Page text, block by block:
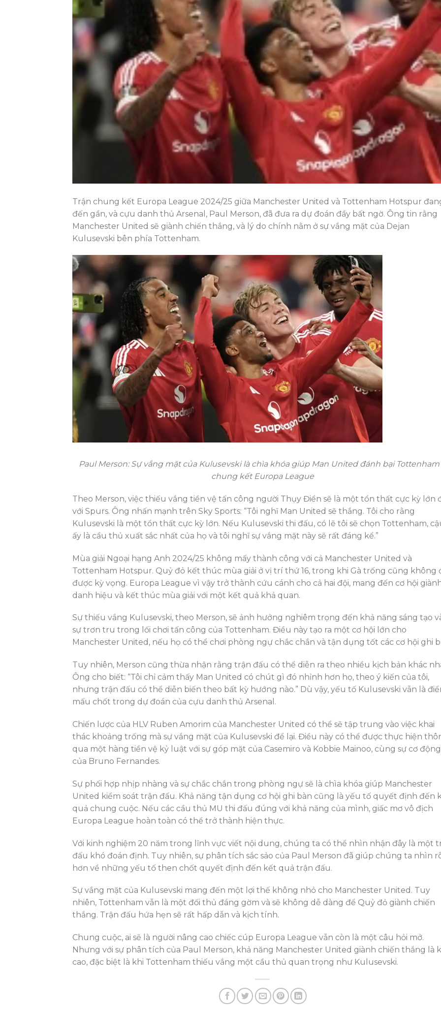
Trận chung kết Europa League 2024/25 giữa Manchester United và Tottenham Hotspur
đến gần, và cựu danh thủ Arsenal, Paul Merson, đã đưa ra dự đoán đầy bất ngờ. Ông tin rằng
Manchester United sẽ giành chiến thắng, và lý do chính nằm ở sự vắng mặt của Dejan
Kulusevski bên phía Tottenham.
Paul Merson: Sự vắng mặt của Kulusevski là chìa khóa giúp Man United đánh bại Tottenham
chung kết Europa League
Theo Merson, việc thiếu vắng tiền vệ tấn công người Thụy Điển sẽ là một tổn thất cực kỳ lớn
với Spurs. Ông nhấn mạnh trên Sky Sports: “Tôi nghĩ Man United sẽ thắng. Tôi cho rằng
Kulusevski là một tổn thất cực kỳ lớn. Nếu Kulusevski thi đấu, có lẽ tôi sẽ chọn Tottenham,
ấy là cầu thủ xuất sắc nhất của họ và tôi nghĩ sự vắng mặt này sẽ rất đáng kể.”
Mùa giải Ngoại hạng Anh 2024/25 không mấy thành công với cả Manchester United và
Tottenham Hotspur. Quỷ đỏ kết thúc mùa giải ở vị trí thứ 16, trong khi Gà trống cũng không
được kỳ vọng. Europa League vì vậy trở thành cứu cánh cho cả hai đội, mang đến cơ hội
danh hiệu và kết thúc mùa giải với một kết quả khả quan.
Sự thiếu vắng Kulusevski, theo Merson, sẽ ảnh hưởng nghiêm trọng đến khả năng sáng tạo
sự trơn tru trong lối chơi tấn công của Tottenham. Điều này tạo ra một cơ hội lớn cho
Manchester United, nếu họ có thể chơi phòng ngự chắc chắn và tận dụng tốt các cơ hội ghi
Tuy nhiên, Merson cũng thừa nhận rằng trận đấu có thể diễn ra theo nhiều kịch bản khác
Ông cho biết: “Tôi chỉ cảm thấy Man United có chút gì đó nhỉnh hơn họ, theo ý kiến của tôi,
nhưng trận đấu có thể diễn biến theo bất kỳ hướng nào.” Dù vậy, yếu tố Kulusevski vẫn là
mấu chốt trong dự đoán của cựu danh thủ Arsenal.
Chiến lược của HLV Ruben Amorim của Manchester United có thể sẽ tập trung vào việc khai
thác khoảng trống mà sự vắng mặt của Kulusevski để lại. Điều này có thể được thực hiện
qua một hàng tiền vệ kỷ luật với sự góp mặt của Casemiro và Kobbie Mainoo, cùng sự cơ động
của Bruno Fernandes.
Sự phối hợp nhịp nhàng và sự chắc chắn trong phòng ngự sẽ là chìa khóa giúp Manchester
United kiểm soát trận đấu. Khả năng tận dụng cơ hội ghi bàn cũng là yếu tố quyết định đến
quả chung cuộc. Nếu các cầu thủ MU thi đấu đúng với khả năng của mình, giấc mơ vô địch
Europa League hoàn toàn có thể trở thành hiện thực.
Với kinh nghiệm 20 năm trong lĩnh vực viết nội dung, chúng ta có thể nhìn nhận đây là một
đấu khó đoán định. Tuy nhiên, sự phân tích sắc sảo của Paul Merson đã giúp chúng ta nhìn
hơn về những yếu tố then chốt quyết định đến kết quả trận đấu.
Sự vắng mặt của Kulusevski mang đến một lợi thế không nhỏ cho Manchester United. Tuy
nhiên, Tottenham vẫn là một đối thủ đáng gờm và sẽ không dễ dàng để Quỷ đỏ giành chiến
thắng. Trận đấu hứa hẹn sẽ rất hấp dẫn và kịch tính.
Chung cuộc, ai sẽ là người nâng cao chiếc cúp Europa League vẫn còn là một câu hỏi mở.
Nhưng với sự phân tích của Paul Merson, khả năng Manchester United giành chiến thắng là
cao, đặc biệt là khi Tottenham thiếu vắng một cầu thủ quan trọng như Kulusevski.